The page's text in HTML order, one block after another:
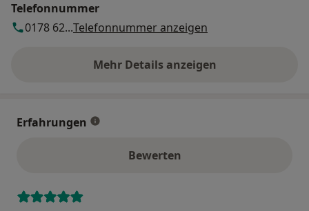
Telefonnummer
0178 62...Telefonnummer anzeigen
Mehr Details anzeigen
über die Adresse
Erfahrungen
Bewerten